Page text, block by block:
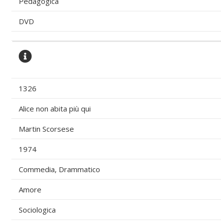
DVD
1326
Alice non abita più qui
Martin Scorsese
1974
Commedia, Drammatico
Amore
Sociologica